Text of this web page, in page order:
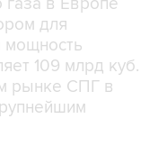
газа в Европе
для
мощность
109 млрд куб.
рынке СПГ в